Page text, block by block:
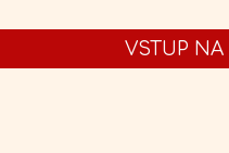
VSTUP NA